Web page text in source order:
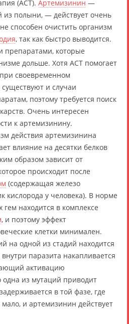
(ACT). Артемизинин —
полыни, — действует очень
способен очистить организм
, так как быстро выводится.
препаратами, которые
дольше. Хотя ACT помогает
своевременном
и случаи
поэтому требуется поиск
Очень интересен
к артемизинину.
действия артемизинина
влияние на десятки белков
образом зависит от
происходит после
(содержащая железо
кислорода у человека). В норме
гем находится в комплексе
, и поэтому эффект
клетки минимален.
на одной из стадий находится
паразита накапливается
активацию
из мутаций приводит
в той фазе, где
мало, и артемизинин действует